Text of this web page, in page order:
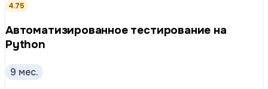
4.75
Ав­то­ма­ти­зи­ро­ван­ное тестирование на
Python
9 мес.